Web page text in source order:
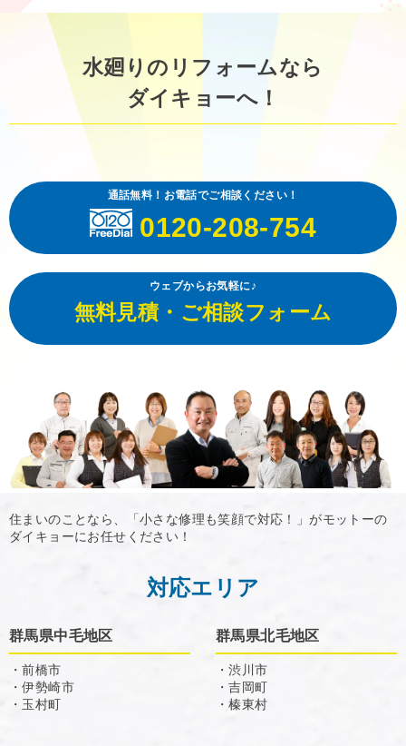
水廻りのリフォームなら
ダイキョーへ！
通話無料！お電話でご相談ください！
0120-208-754
ウェブからお気軽に♪
無料見積・ご相談フォーム
住まいのことなら、「小さな修理も笑顔で対応！」がモットーの
ダイキョーにお任せください！
対応エリア
群馬県中毛地区
・前橋市
・伊勢崎市
・玉村町
群馬県北毛地区
・渋川市
・吉岡町
・榛東村